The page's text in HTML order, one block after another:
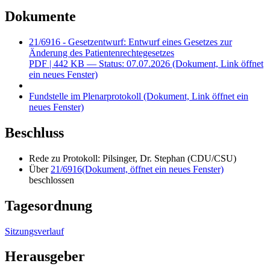
Dokumente
21/6916 - Gesetzentwurf: Entwurf eines Gesetzes zur
Änderung des Patientenrechtegesetzes
PDF | 442 KB — Status: 07.07.2026 (Dokument, Link öffnet
ein neues Fenster)
Fundstelle im Plenarprotokoll (Dokument, Link öffnet ein
neues Fenster)
Beschluss
Rede zu Protokoll: Pilsinger, Dr. Stephan (CDU/CSU)
Über 21/6916(Dokument, öffnet ein neues Fenster)
beschlossen
Tagesordnung
Sitzungsverlauf
Herausgeber